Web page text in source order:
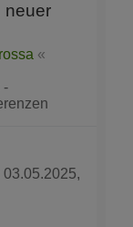
neuer
«
-
03.05.2025,